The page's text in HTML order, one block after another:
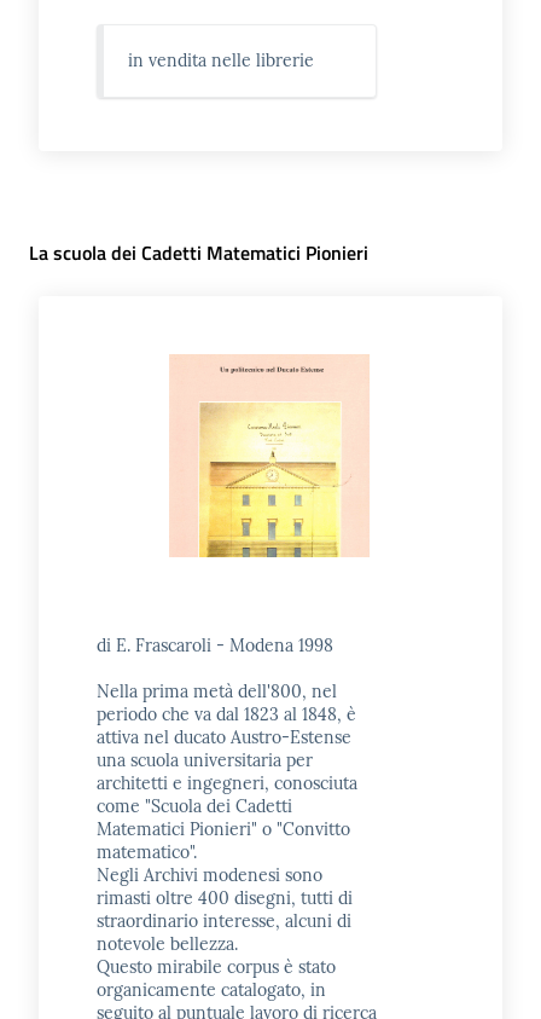
in vendita nelle librerie
La scuola dei Cadetti Matematici Pionieri
di E. Frascaroli - Modena 1998
Nella prima metà dell'800, nel
periodo che va dal 1823 al 1848, è
attiva nel ducato Austro-Estense
una scuola universitaria per
architetti e ingegneri, conosciuta
come "Scuola dei Cadetti
Matematici Pionieri" o "Convitto
matematico".
Negli Archivi modenesi sono
rimasti oltre 400 disegni, tutti di
straordinario interesse, alcuni di
notevole bellezza.
Questo mirabile corpus è stato
organicamente catalogato, in
seguito al puntuale lavoro di ricerca